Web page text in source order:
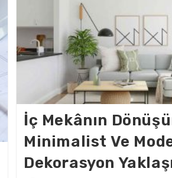
İç Mekânın
Minimalist Ve
Dekorasyon